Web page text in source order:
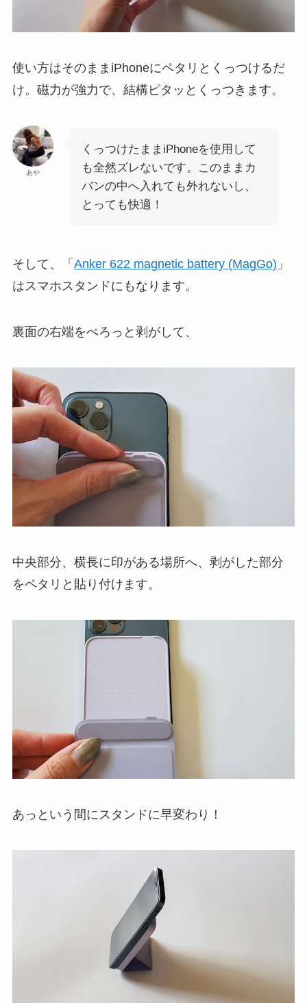
使い方はそのままiPhoneにペタリとくっつけるだ
け。磁力が強力で、結構ピタッとくっつきます。
あや
くっつけたままiPhoneを使用して
も全然ズレないです。このままカ
バンの中へ入れても外れないし、
とっても快適！
そして、 「 Anker 622 magnetic battery (MagGo) 」
はスマホスタンドにもなります。
裏面の右端をぺろっと剥がして、
中央部分、横長に印がある場所へ、剥がした部分
をペタリと貼り付けます。
あっという間にスタンドに早変わり！